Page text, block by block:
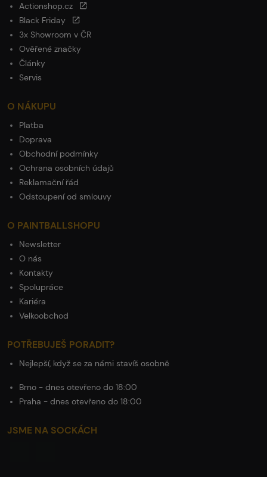
Actionshop.cz
Black Friday
3x Showroom v ČR
Ověřené značky
Články
Servis
O NÁKUPU
Platba
Doprava
Obchodní podmínky
Ochrana osobních údajů
Reklamační řád
Odstoupení od smlouvy
O PAINTBALLSHOPU
Newsletter
O nás
Kontakty
Spolupráce
Kariéra
Velkoobchod
POTŘEBUJEŠ PORADIT?
Nejlepší, když se za námi stavíš osobně
Brno - dnes otevřeno do 18:00
Praha - dnes otevřeno do 18:00
JSME NA SOCKÁCH